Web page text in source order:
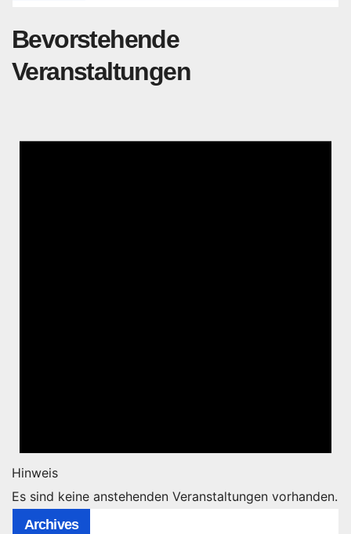
Bevorstehende
Veranstaltungen
Hinweis
Es sind keine anstehenden Veranstaltungen vorhanden.
Archives